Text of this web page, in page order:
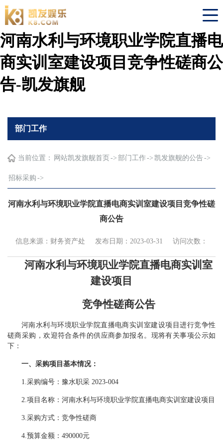
河南水利与环境职业学院直播电
商实训室建设项目竞争性磋商公
告-凯发旗舰
部门工作
当前位置： 网站凯发旗舰首页 -> 部门工作-> 凯发旗舰的公告->
招标采购 ->
河南水利与环境职业学院直播电商实训室建设项目竞争性磋
商公告
信息来源：财务资产处 发布日期：2023-03-31 访问次数：
河南水利与环境职业学院直播电商实训室
建设项目
竞争性磋商公告
河南水利与环境职业学院直播电商实训室建设项目进行竞争性
磋商采购 ，欢迎符合条件的供应商参加报名。现将有关事项公示如
下：
一、采购项目 基本情况 ：
1.采购编号：豫水职采 2023-004
2.项目名称： 河南水利与环境职业学院直播电商实训室建设项目
3.采购方式：竞争性磋商
4.预算金额：490000元